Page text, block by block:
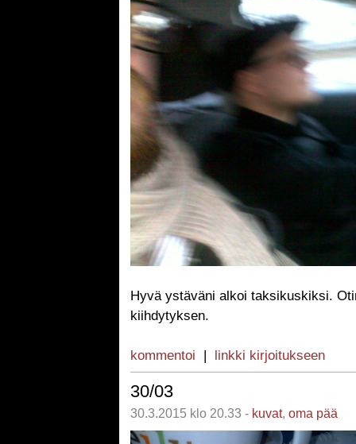
Hyvä ystäväni alkoi taksikuskiksi.
kiihdytyksen.
kommentoi | linkki kirjoitukseen
30/03
30.3.2015 klo 20.33 - kuvat, oma pää